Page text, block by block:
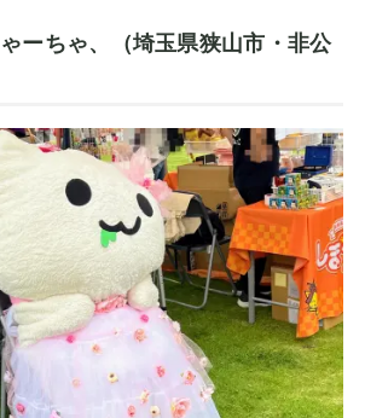
ゃーちゃ、（埼玉県狭山市・非公